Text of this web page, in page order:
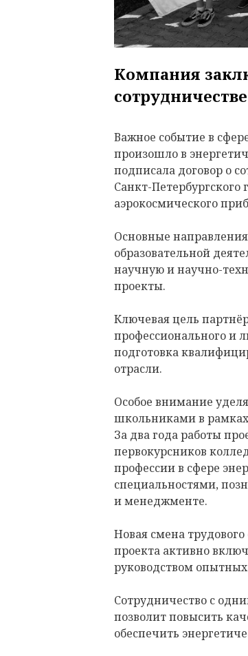
Компания
Важное событие в
произошло в
подписала договор о
Санкт-Петербургского
аэрокосмического
Основные
образовательной
научную и научно-
проекты.
Ключевая цель
профессионального и
подготовка
отрасли.
Особое внимание
школьниками в
За два года работы
первокурсников
профессии в сфере
специальностями,
и менеджменте.
Новая смена
проекта активно
руководством
Сотрудничество с
позволит повысить
обеспечить